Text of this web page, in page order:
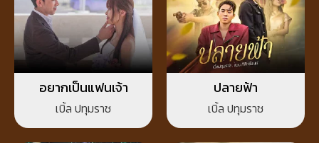
อยากเป็นแฟนเจ้า
เบิ้ล ปทุมราช
ปลายฟ้า
เบิ้ล ปทุมราช